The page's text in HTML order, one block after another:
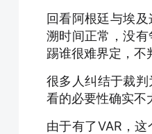
回看阿根廷与埃
溯时间正常，没
踢谁很难界定，不
很多人纠结于裁
看的必要性确实不
由于有了VAR，